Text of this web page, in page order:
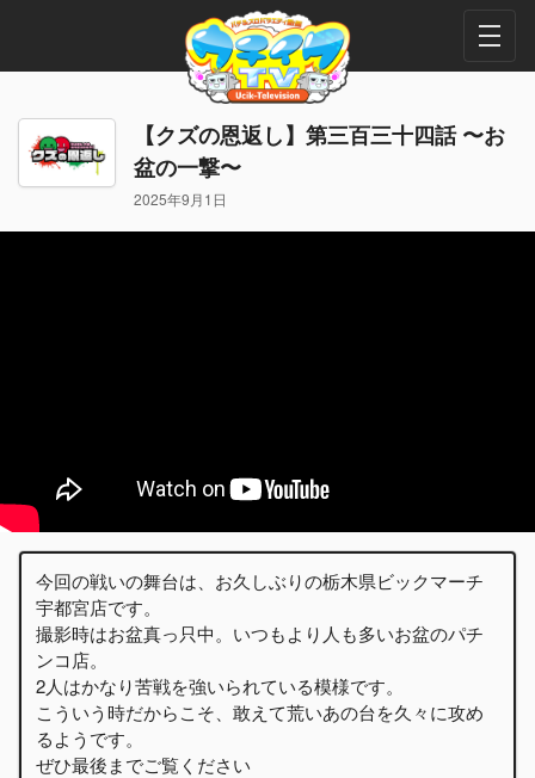
【クズの恩返し】第三百三十四話 〜お
盆の一撃〜
2025年9月1日
今回の戦いの舞台は、お久しぶりの栃木県ビックマーチ
宇都宮店です。
撮影時はお盆真っ只中。いつもより人も多いお盆のパチ
ンコ店。
2人はかなり苦戦を強いられている模様です。
こういう時だからこそ、敢えて荒いあの台を久々に攻め
るようです。
ぜひ最後までご覧ください